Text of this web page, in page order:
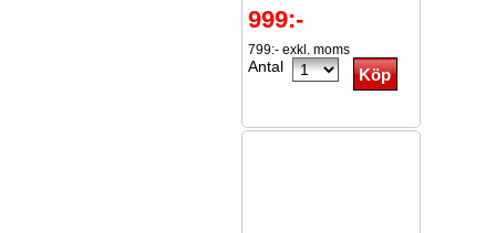
999:-
799:- exkl. moms
Antal